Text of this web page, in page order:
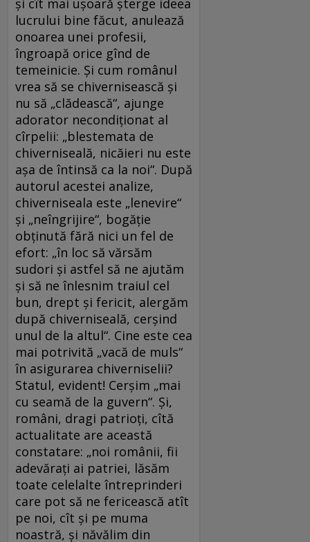
şi cît mai uşoară şterge ideea
lucrului bine făcut, anulează
onoarea unei profesii,
îngroapă orice gînd de
temeinicie. Şi cum românul
vrea să se chivernisească şi
nu să „clădească“, ajunge
adorator necondiţionat al
cîrpelii: „blestemata de
chiverniseală, nicăieri nu este
aşa de întinsă ca la noi“. După
autorul acestei analize,
chiverniseala este „lenevire“
şi „neîngrijire“, bogăţie
obţinută fără nici un fel de
efort: „în loc să vărsăm
sudori şi astfel să ne ajutăm
şi să ne înlesnim traiul cel
bun, drept şi fericit, alergăm
după chiverniseală, cerşind
unul de la altul“. Cine este cea
mai potrivită „vacă de muls“
în asigurarea chiverniselii?
Statul, evident! Cerşim „mai
cu seamă de la guvern“. Şi,
români, dragi patrioţi, cîtă
actualitate are această
constatare: „noi românii, fii
adevăraţi ai patriei, lăsăm
toate celelalte întreprinderi
care pot să ne fericească atît
pe noi, cît şi pe muma
noastră, şi năvălim din